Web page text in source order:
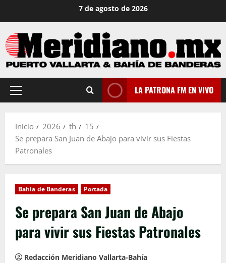
contenido
7 de agosto de 2026
Menú
LA PATRONA FM EN VIVO
Inicio 2026 th
15
Se prepara San Juan de Abajo para vivir sus Fiestas
Patronales
Bahía de Banderas Portada
Se prepara San Juan de Abajo
para vivir sus Fiestas Patronales
Redacción Meridiano Vallarta-Bahía